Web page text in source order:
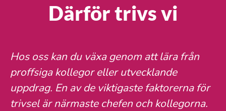
Därför trivs vi
Hos oss kan du växa genom att lära från
proffsiga kollegor eller utvecklande
uppdrag. En av de viktigaste faktorerna för
trivsel är närmaste chefen och kollegorna.